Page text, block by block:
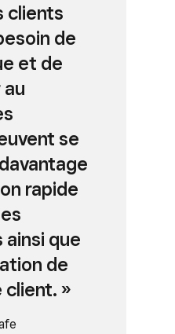
clients
de
et de
se
rapide
ainsi que
de
client. »